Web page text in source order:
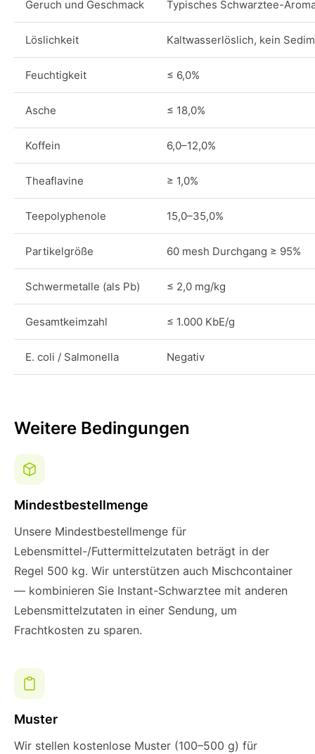
Geruch und Geschmack Typisches Schwarztee-
Löslichkeit Kaltwasserlöslich, kein
Feuchtigkeit ≤ 6,0%
Asche ≤ 18,0%
Koffein 6,0–12,0%
Theaflavine ≥ 1,0%
Teepolyphenole 15,0–35,0%
Partikelgröße 60 mesh Durchgang ≥ 95%
Schwermetalle (als Pb) ≤ 2,0 mg/kg
Gesamtkeimzahl ≤ 1.000 KbE/g
E. coli / Salmonella Negativ
Weitere Bedingungen
Mindestbestellmenge
Unsere Mindestbestellmenge für
Lebensmittel-/Futtermittelzutaten beträgt in der
Regel 500 kg. Wir unterstützen auch Mischcontainer
— kombinieren Sie Instant-Schwarztee mit anderen
Lebensmittelzutaten in einer Sendung, um
Frachtkosten zu sparen.
Muster
Wir stellen kostenlose Muster (100–500 g) für